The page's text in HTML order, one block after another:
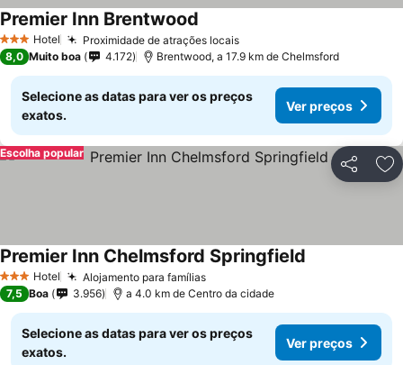
3 EstrelasHotel Proximidade de atrações locais
Premier Inn Brentwood
8,0 Muito boa 4.172 Brentwood, a 17.9 km de Chelmsford
Selecione as datas para ver os preços
exatos.
Ver preços
Partilhar
Escolha popular
3 EstrelasHotel Alojamento para famílias
Premier Inn Chelmsford Springfield
7,5 Boa 3.956 a 4.0 km de Centro da cidade
Selecione as datas para ver os preços
exatos.
Ver preços